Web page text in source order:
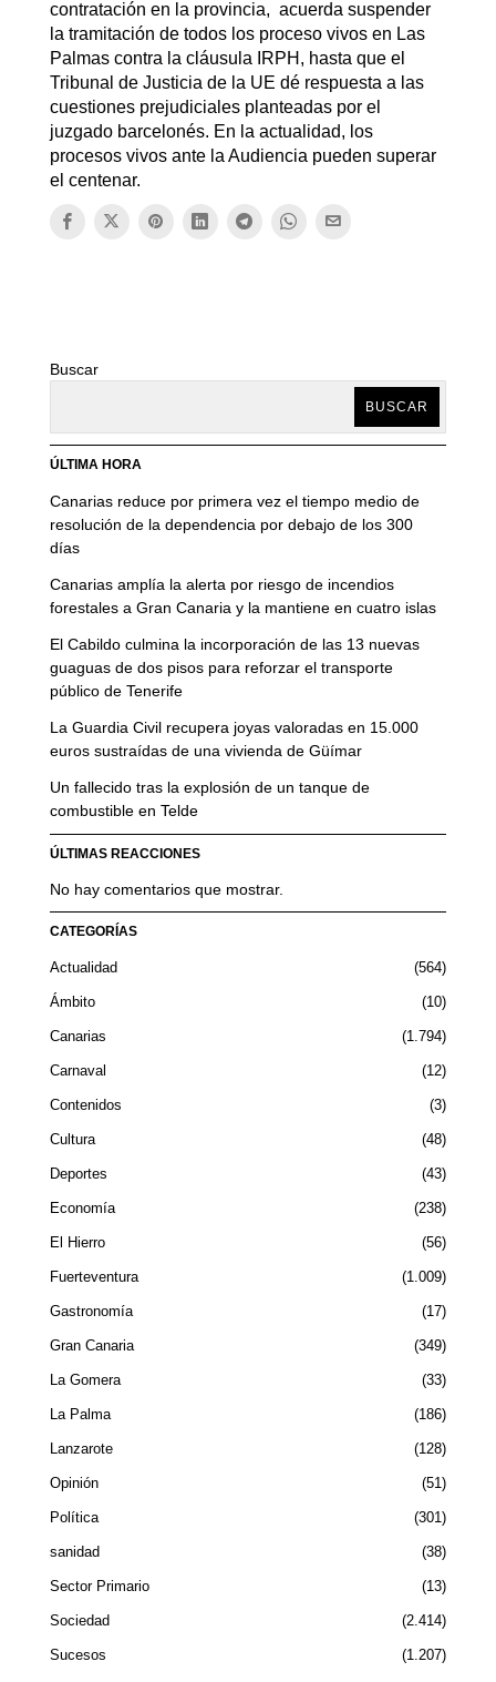
contratación en la provincia, acuerda suspender
la tramitación de todos los proceso vivos en Las
Palmas contra la cláusula IRPH, hasta que el
Tribunal de Justicia de la UE dé respuesta a las
cuestiones prejudiciales planteadas por el
juzgado barcelonés. En la actualidad, los
procesos vivos ante la Audiencia pueden superar
el centenar.
Buscar
BUSCAR
ÚLTIMA HORA
Canarias reduce por primera vez el tiempo medio de
resolución de la dependencia por debajo de los 300
días
Canarias amplía la alerta por riesgo de incendios
forestales a Gran Canaria y la mantiene en cuatro islas
El Cabildo culmina la incorporación de las 13 nuevas
guaguas de dos pisos para reforzar el transporte
público de Tenerife
La Guardia Civil recupera joyas valoradas en 15.000
euros sustraídas de una vivienda de Güímar
Un fallecido tras la explosión de un tanque de
combustible en Telde
ÚLTIMAS REACCIONES
No hay comentarios que mostrar.
CATEGORÍAS
Actualidad 564
Ámbito 10
Canarias 1.794
Carnaval 12
Contenidos 3
Cultura 48
Deportes 43
Economía 238
El Hierro 56
Fuerteventura 1.009
Gastronomía 17
Gran Canaria 349
La Gomera 33
La Palma 186
Lanzarote 128
Opinión 51
Política 301
sanidad 38
Sector Primario 13
Sociedad 2.414
Sucesos 1.207